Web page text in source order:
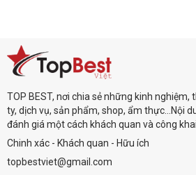
TOP BEST, nơi chia sẻ những kinh nghiệm,
ty, dịch vụ, sản phẩm, shop, ẩm thực...Nội
đánh giá một cách khách quan và công khai.
Chinh xác - Khách quan - Hữu ích
topbestviet@gmail.com